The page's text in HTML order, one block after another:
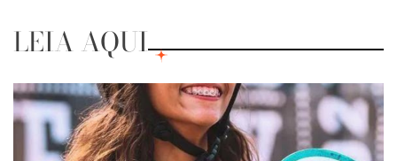
LEIA AQUI